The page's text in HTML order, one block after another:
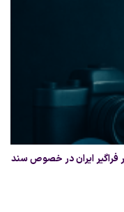
فراگیر ایران در خصوص سند